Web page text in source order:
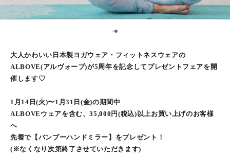
1
大人かわいい日本製ヨガウェア・フィットネスウェアの
ALBOVE(アルヴォーブ)が5周年を記念してプレゼントフェアを開
催します♡
1月14日(火)〜1月31日(金)の期間中
ALBOVEウェアを含む、35,000円(税込)以上お買い上げのお客様
へ
先着で【バンブーハンドミラー】をプレゼント！
(※なくなり次第終了させていただきます)